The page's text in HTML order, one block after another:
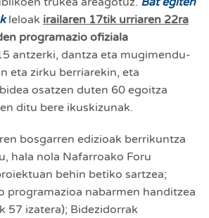
leloak irailaren 17tik urriaren 22ra
programazio ofiziala
antzerki, dantza eta mugimendu-
eta zirku berriarekin, eta
osatzen duten 60 egoitza
ditu bere ikuskizunak.
bosgarren edizioak berrikuntza
hala nola Nafarroako Foru
behin betiko sartzea;
programazioa nabarmen handitzea
57 izatera); Bidezidorrak